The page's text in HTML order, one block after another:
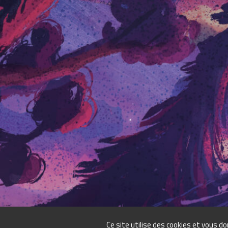
Ce site utilise des cookies et vous